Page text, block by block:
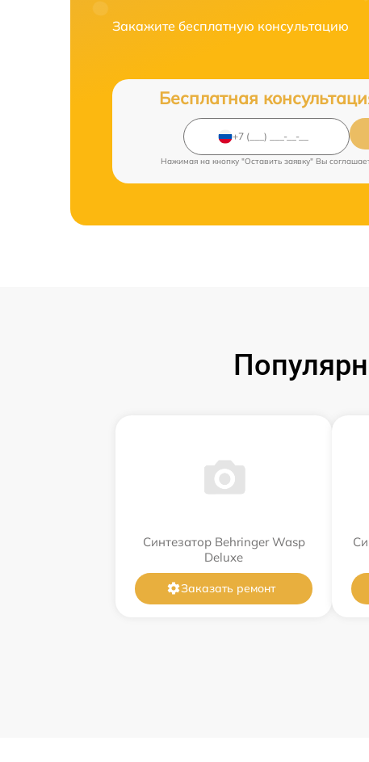
Закажите бесплатную консультацию
Бесплатная
Нажимая на кнопку "Оставить заявку" Вы
Синтезатор Behringer Wasp
Deluxe
Заказать ремонт